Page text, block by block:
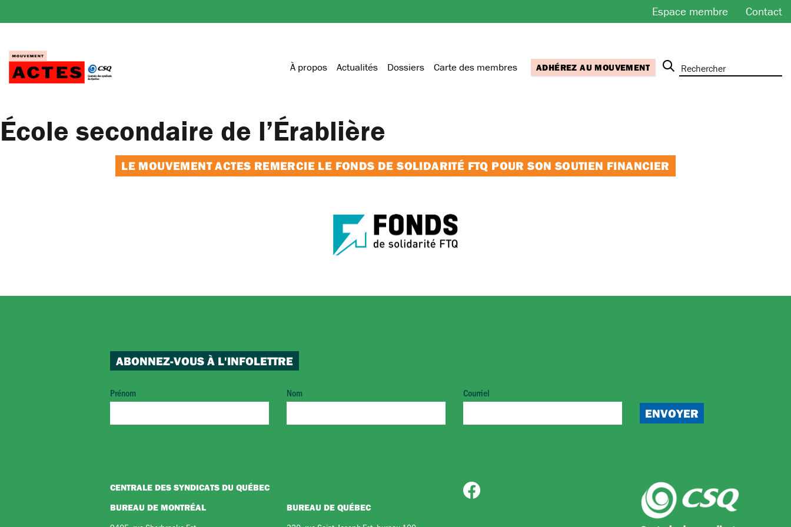
au
Espace membre Contact
À propos Actualités Dossiers Carte des membres ADHÉREZ AU MOUVEMENT
École secondaire de l’Érablière
LE MOUVEMENT ACTES REMERCIE LE FONDS DE SOLIDARITÉ FTQ POUR SON SOUTIEN FINANCIER
ABONNEZ-VOUS À L'INFOLETTRE
Prénom Nom Courriel
CENTRALE DES SYNDICATS DU QUÉBEC
BUREAU DE MONTRÉAL
BUREAU DE QUÉBEC